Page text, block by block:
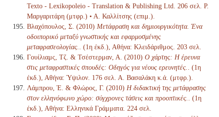
Texto - Lexikopoleio - Translation & Publishing Ltd. 206 σελ. Ρ.
Μαργαριτάρη (μτφρ.) • Α. Καλλίτσης (επιμ.).
Βλαχόπουλος, Σ. (2010) Μετάφραση και δημιουργικότητα. Ένα
οδοιπορικό μεταξύ γνωστικής και εφαρμοσμένης
μεταφρασεολογίας.
. (1η έκδ.), Αθήνα: Κλειδάριθμος. 203 σελ.
Γουίλιαμς, Τζ. & Τσέστερμαν, Α. (2010) Ο χάρτης: Η έρευνα
στις μεταφραστικές σπουδές: Οδηγός για νέους ερευνητές.
. (1η
έκδ.), Αθήνα: Ύψιλον. 176 σελ. Α. Βασαλάκη κ.ά. (μτφρ.).
Λάμπρου, Έ. & Φλώρος, Γ. (2010) Η διδακτική της μετάφρασης
στον ελληνόφωνο χώρο: σύγχρονες τάσεις και προοπτικές.
. (1η
έκδ.), Αθήνα: Ελληνικά Γράμματα. 224 σελ.